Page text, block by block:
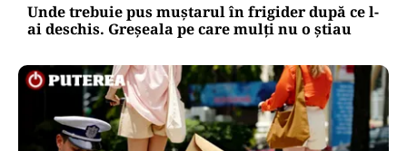
Unde trebuie pus muștarul în frigider după ce l-
ai deschis. Greșeala pe care mulți nu o știau